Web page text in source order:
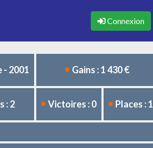
Connexion
- 2001 Gains : 1 430 €
: 2 Victoires : 0 Places : 1